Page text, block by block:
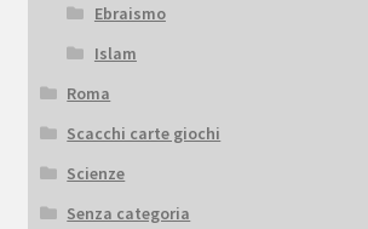
Ebraismo
Islam
Roma
Scacchi carte giochi
Scienze
Senza categoria